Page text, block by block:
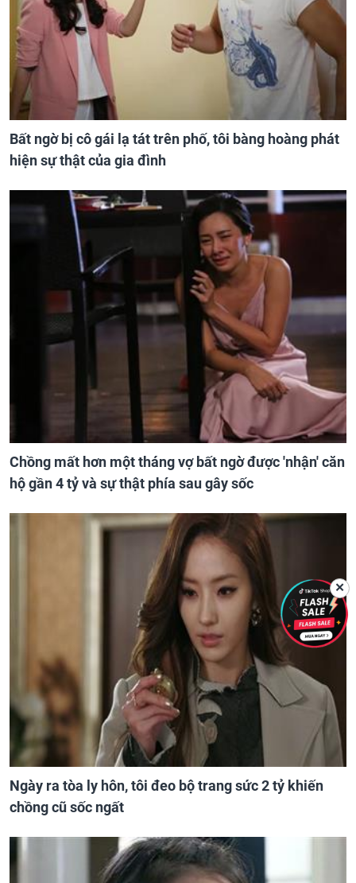
Bất ngờ bị cô gái lạ tát trên phố, tôi bàng hoàng phát
hiện sự thật của gia đình
Chồng mất hơn một tháng vợ bất ngờ được 'nhận' căn
hộ gần 4 tỷ và sự thật phía sau gây sốc
Ngày ra tòa ly hôn, tôi đeo bộ trang sức 2 tỷ khiến
chồng cũ sốc ngất
✕